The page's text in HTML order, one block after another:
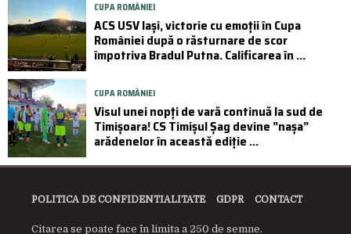
CUPA ROMÂNIEI
ACS USV Iași, victorie cu emoții în Cupa
României după o răsturnare de scor
împotriva Bradul Putna. Calificarea în ...
CUPA ROMÂNIEI
Visul unei nopți de vară continuă la sud de
Timișoara! CS Timișul Șag devine ”nașa”
arădenelor în această ediție ...
POLITICA DE CONFIDENTIALITATE GDPR CONTACT
Citarea se poate face în limita a 250 de semne.